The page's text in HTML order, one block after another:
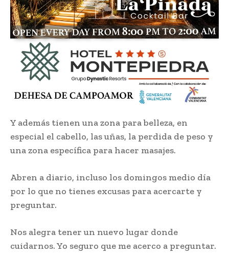
Y además tienen una zona para belleza, en
especial el cabello, las uñas, la perdida de peso y
una zona específica para hacer masajes.
Abren a diario, incluso los domingos medio día
por lo que no tienes excusas para acercarte y
preguntar.
Nos alegra tener un nuevo lugar donde
cuidarnos. Yo seguro que me acerco a preguntar.